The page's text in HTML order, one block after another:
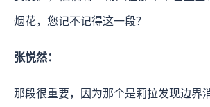
烟花，您记不记得这一段？
张悦然：
那段很重要，因为那个是莉拉发现边界